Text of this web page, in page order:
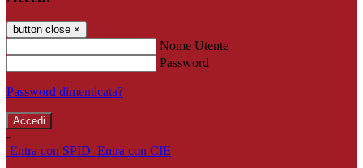
button close ×
Nome Utente
Password
Password dimenticata?
-
Entra con SPID Entra con CIE